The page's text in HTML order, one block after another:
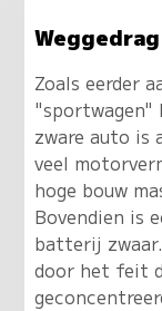
Weggedrag
Zoals eerder
"sportwagen"
zware auto is
veel
hoge bouw
Bovendien is
batterij
door het feit